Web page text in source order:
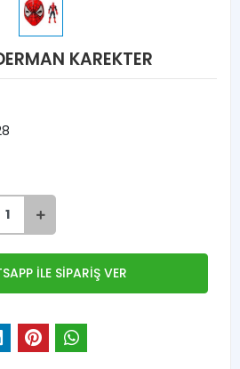
KAREKTER
İLE SİPARİŞ VER